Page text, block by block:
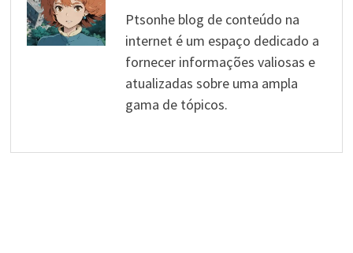
Ptsonhe blog de conteúdo na
internet é um espaço dedicado a
fornecer informações valiosas e
atualizadas sobre uma ampla
gama de tópicos.